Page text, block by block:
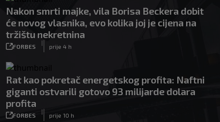
Nakon smrti majke, vila Borisa Beckera dobit
će novog vlasnika, evo kolika joj je cijena na
tržištu nekretnina
FORBES
|
prije 4 h
Rat kao pokretač energetskog profita: Naftni
giganti ostvarili gotovo 93 milijarde dolara
profita
FORBES
|
prije 10 h